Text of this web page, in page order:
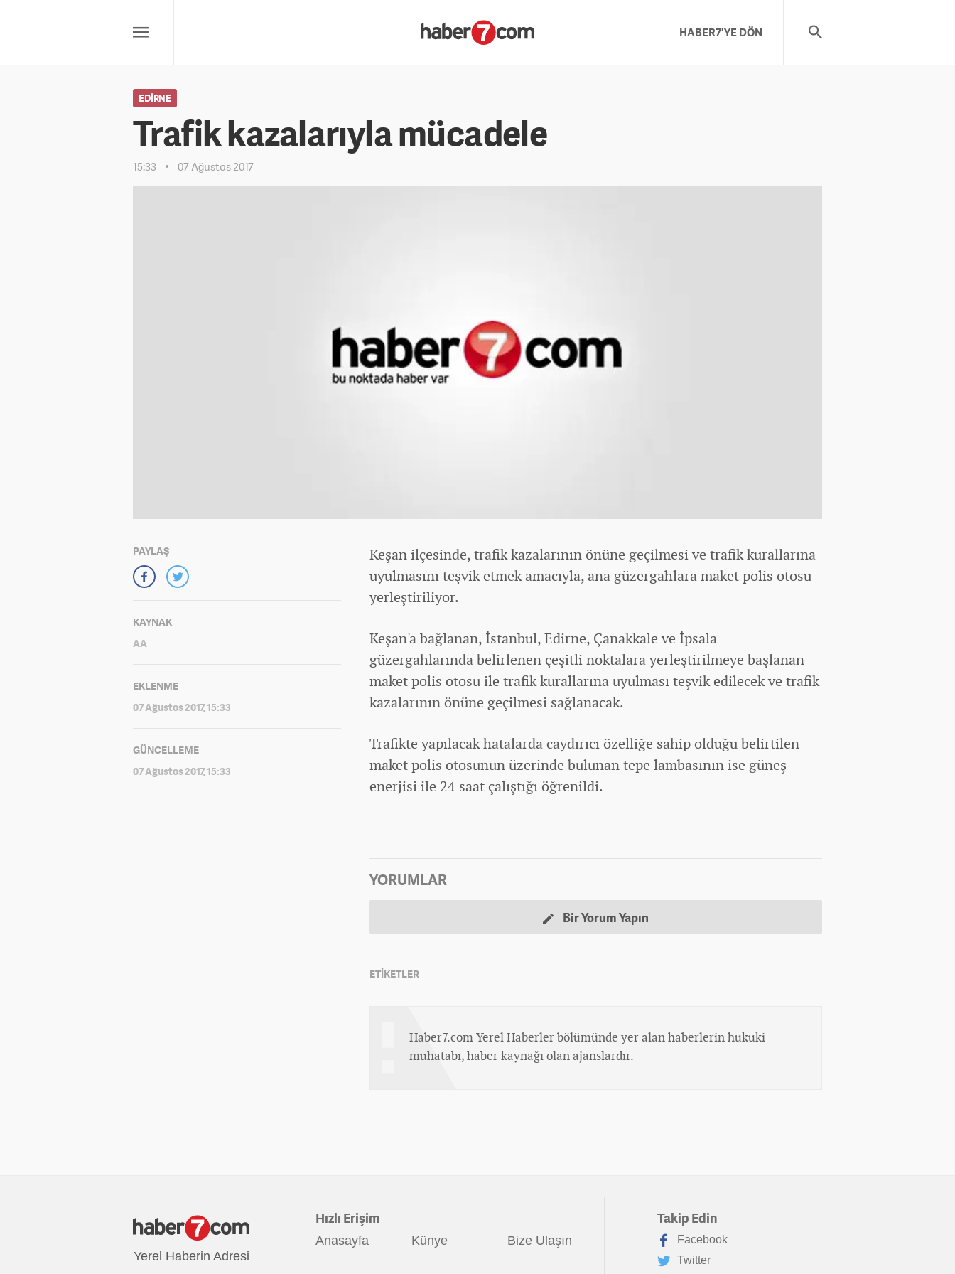
HABER7'YE DÖN
EDIRNE
Trafik kazalarıyla mücadele
15:33 07 Ağustos 2017
PAYLAŞ
KAYNAK
AA
EKLENME
07 Ağustos 2017, 15:33
GÜNCELLEME
07 Ağustos 2017, 15:33
Keşan ilçesinde, trafik kazalarının önüne geçilmesi ve trafik kurallarına
uyulmasını teşvik etmek amacıyla, ana güzergahlara maket polis otosu
yerleştiriliyor.
Keşan'a bağlanan, İstanbul, Edirne, Çanakkale ve İpsala
güzergahlarında belirlenen çeşitli noktalara yerleştirilmeye başlanan
maket polis otosu ile trafik kurallarına uyulması teşvik edilecek ve trafik
kazalarının önüne geçilmesi sağlanacak.
Trafikte yapılacak hatalarda caydırıcı özelliğe sahip olduğu belirtilen
maket polis otosunun üzerinde bulunan tepe lambasının ise güneş
enerjisi ile 24 saat çalıştığı öğrenildi.
YORUMLAR
Bir Yorum Yapın
ETİKETLER
Haber7.com Yerel Haberler bölümünde yer alan haberlerin hukuki
muhatabı, haber kaynağı olan ajanslardır.
Yerel Haberin Adresi
Hızlı Erişim
Anasayfa Künye Bize Ulaşın
Takip Edin
Facebook
Twitter